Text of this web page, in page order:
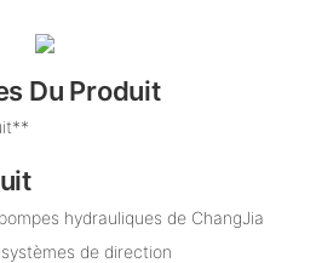
Du Produit
hydrauliques de ChangJia
de direction